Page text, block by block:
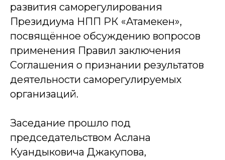
развития саморегулирования
Президиума НПП РК «Атамекен»,
посвящённое обсуждению вопросов
применения Правил заключения
Соглашения о признании результатов
деятельности саморегулируемых
организаций.
Заседание прошло под
председательством Аслана
Куандыковича Джакупова,